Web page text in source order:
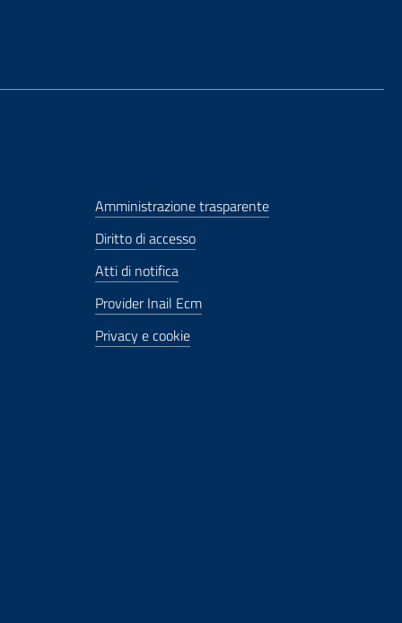
Amministrazione trasparente
Diritto di accesso
Atti di notifica
Provider Inail Ecm
Privacy e cookie